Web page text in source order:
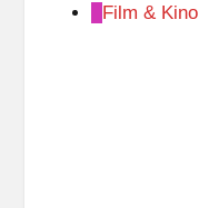
Film & Kino